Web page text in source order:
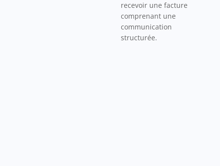
recevoir une facture
comprenant une
communication
structurée.